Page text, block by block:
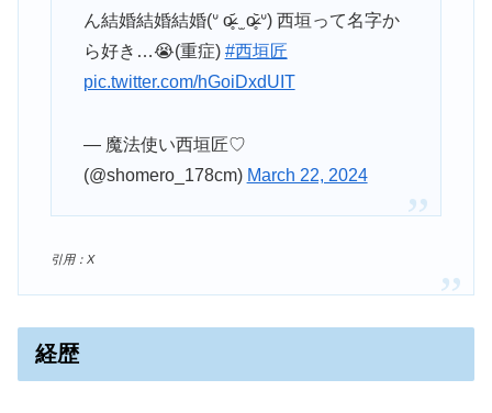
ん結婚結婚結婚(ᐡ o̴̶̷̥᷄ ̫ o̴̶̷̥᷅ ᐡ) 西垣って名字か
ら好き…😭(重症) #西垣匠
pic.twitter.com/hGoiDxdUIT
— 魔法使い西垣匠♡
(@shomero_178cm) March 22, 2024
引用：X
経歴